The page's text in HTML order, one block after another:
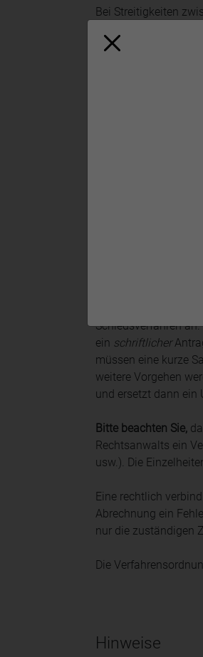
Bei Streitigkeiten
Verfahrens
Bitte beachten Sie,
beantworten bzw.
Rechtsanwälte
Schiedsverfahren
ein schriftlicher
müssen eine kurze
weitere Vorgehen
und ersetzt dann ein
Bitte beachten Sie,
Rechtsanwalts ein
usw.). Die
Eine rechtlich
Abrechnung ein
nur die zuständigen
Die
Hinweise